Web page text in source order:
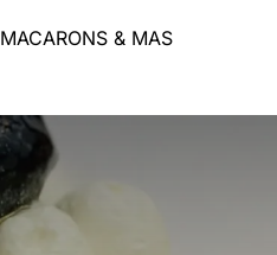
MACARONS & MAS